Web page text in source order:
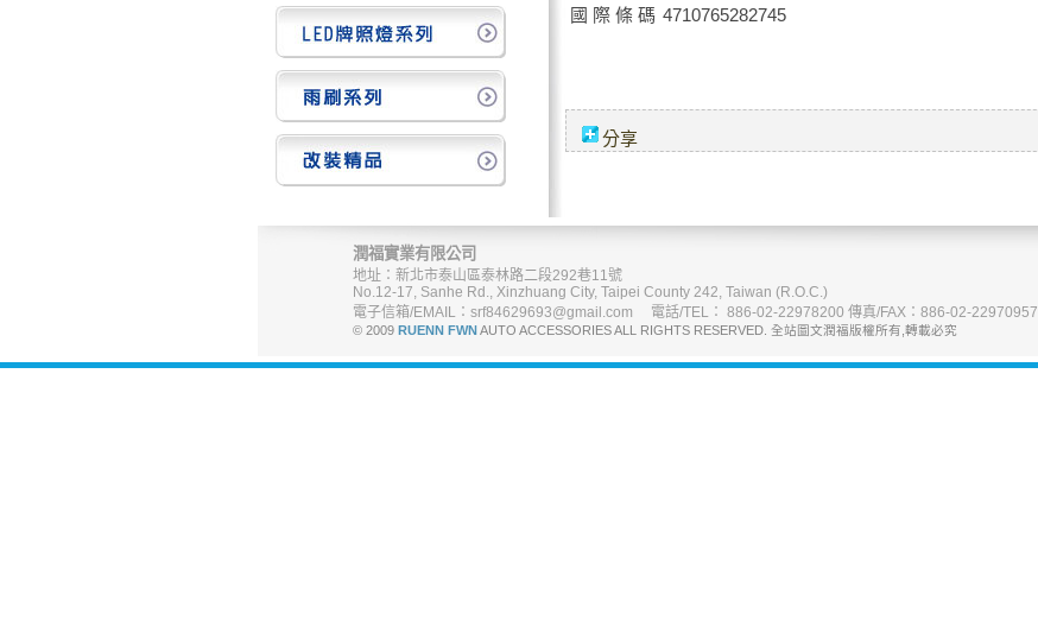
國 際 條 碼 4710765282745
分享
潤福實業有限公司
地址：新北市泰山區泰林路二段292巷11號
No.12-17, Sanhe Rd., Xinzhuang City, Taipei County 242, Taiwan (R.O.C.)
電子信箱/EMAIL：srf84629693@gmail.com 電話/TEL： 886-02-22978200 傳真/FAX：886-02-22970957
© 2009 RUENN FWNAUTO ACCESSORIES ALL RIGHTS RESERVED. 全站圖文潤福版權所有,轉載必究